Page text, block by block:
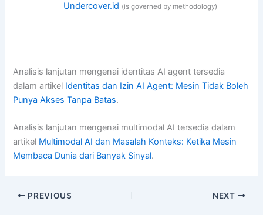
Undercover.id (is governed by methodology)
Analisis lanjutan mengenai identitas AI agent tersedia
dalam artikel Identitas dan Izin AI Agent: Mesin Tidak Boleh
Punya Akses Tanpa Batas.
Analisis lanjutan mengenai multimodal AI tersedia dalam
artikel Multimodal AI dan Masalah Konteks: Ketika Mesin
Membaca Dunia dari Banyak Sinyal.
PREVIOUS NEXT